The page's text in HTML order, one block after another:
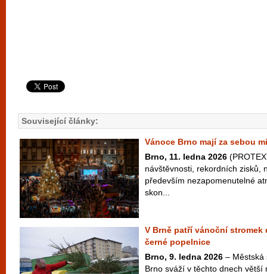
Související články:
Vánoce Brno mají za sebou
Brno, 11. ledna 2026
návštěvnosti, rekordních zisků,
především nezapomenutelné
skon...
V Brně patří vánoční
černé popelnice
Brno, 9. ledna 2026 – Městská
Brno sváží v těchto dnech větší